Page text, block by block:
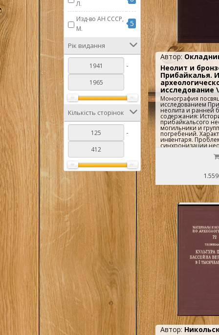
Сорокин В.С. 1
Формозов А.А. 1
1
Черников С.С. 1
Якобсон А.Л.
Л.
Изд-во АН СССР,
М.
5
Рік видання
-
Кількість сторінок
-
Автор:
Неолит и
Прибайкалья.
исследование
Монография
исследованием
неолита и ранней
содержания:
прибайкальсого
могильники и
погребений.
инвентаря.
синхронизации
Хада, Ангарские
Китойский этап
технического
общественные
культура). Книга
черно-белыми
фотографиями...
Автор: